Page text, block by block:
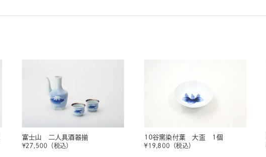
富士山 二人具酒器揃
¥27,500 （税込）
10谷窯染付葉 大盃 1個
¥ 19,800 （税込）